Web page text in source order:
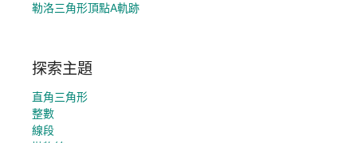
勒洛三角形頂點A軌跡
探索主題
直角三角形
整數
線段